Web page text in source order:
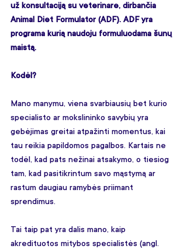
už konsultaciją su veterinare, dirbančia
Animal Diet Formulator (ADF). ADF yra
programa kurią naudoju formuluodama šunų
maistą.
Kodėl?
Mano manymu, viena svarbiausių bet kurio
specialisto ar mokslininko savybių yra
gebėjimas greitai atpažinti momentus, kai
tau reikia papildomos pagalbos. Kartais ne
todėl, kad pats nežinai atsakymo, o tiesiog
tam, kad pasitikrintum savo mąstymą ar
rastum daugiau ramybės priimant
sprendimus.
Tai taip pat yra dalis mano, kaip
akredituotos mitybos specialistės (angl.